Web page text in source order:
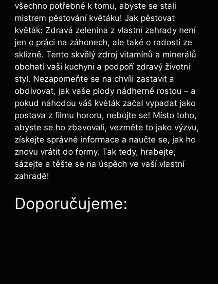
všechno potřebné k tomu, abyste se stali
mistrem pěstování květáku! Jak pěstovat
květák: Zdravá zelenina z vlastní zahrady není
jen o práci na záhonech, ale také o radosti ze
sklizně. Tento skvělý zdroj vitamínů a minerálů
obohatí vaši kuchyni a podpoří zdravý životní
styl. Nezapomeňte se na chvíli zastavit a
obdivovat, jak vaše plody nádherně rostou – a
pokud náhodou váš květák začal vypadat jako
postava z filmu hororu, nebojte se! Místo toho,
abyste se ho zbavovali, vezměte to jako výzvu,
získejte správné informace a naučte se, jak ho
znovu vrátit do formy. Tak tedy, hrabejte,
sázejte a těšte se na úspěch ve vaší vlastní
zahradě!
Doporučujeme: